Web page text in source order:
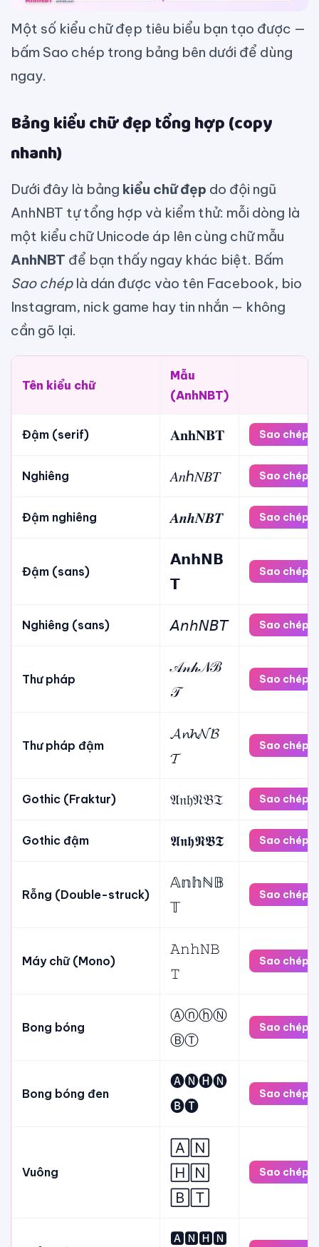
Một số kiểu chữ đẹp tiêu biểu bạn tạo được —
bấm Sao chép trong bảng bên dưới để dùng
ngay.
Bảng kiểu chữ đẹp tổng hợp (copy
nhanh)
Dưới đây là bảng kiểu chữ đẹp do đội ngũ
AnhNBT tự tổng hợp và kiểm thử: mỗi dòng là
một kiểu chữ Unicode áp lên cùng chữ mẫu
AnhNBT để bạn thấy ngay khác biệt. Bấm
Sao chéplà dán được vào tên Facebook, bio
Instagram, nick game hay tin nhắn — không
cần gõ lại.
Tên kiểu chữ
Mẫu
(AnhNBT)
Đậm (serif) 𝐀𝐧𝐡𝐍𝐁𝐓 Sao chép
Nghiêng 𝐴𝑛ℎ𝑁𝐵𝑇 Sao chép
Đậm nghiêng 𝑨𝒏𝒉𝑵𝑩𝑻 Sao chép
Đậm (sans)
𝗔𝗻𝗵𝗡𝗕
𝗧
Sao chép
Nghiêng (sans) 𝘈𝘯𝘩𝘕𝘉𝘛 Sao chép
Thư pháp
𝒜𝓃𝒽𝒩ℬ
𝒯
Sao chép
Thư pháp đậm
𝓐𝓷𝓱𝓝𝓑
𝓣
Sao chép
Gothic (Fraktur) 𝔄𝔫𝔥𝔑𝔅𝔗 Sao chép
Gothic đậm 𝕬𝖓𝖍𝕹𝕭𝕿 Sao chép
Rỗng (Double-struck)
𝔸𝕟𝕙ℕ𝔹
𝕋
Sao chép
Máy chữ (Mono)
𝙰𝚗𝚑𝙽𝙱
𝚃
Sao chép
Bong bóng
ⒶⓝⓗⓃ
ⒷⓉ
Sao chép
Bong bóng đen
🅐🅝🅗🅝
🅑🅣
Sao chép
Vuông
🄰🄽
🄷🄽
🄱🅃
Sao chép
🅰🅽🅷🅽